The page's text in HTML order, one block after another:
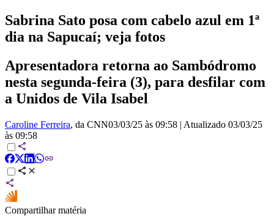
Sabrina Sato posa com cabelo azul em 1ª
dia na Sapucaí; veja fotos
Apresentadora retorna ao Sambódromo
nesta segunda-feira (3), para desfilar com
a Unidos de Vila Isabel
Caroline Ferreira, da CNN03/03/25 às 09:58 | Atualizado 03/03/25
às 09:58
Compartilhar matéria